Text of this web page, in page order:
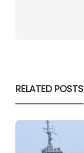
RELATED POSTS